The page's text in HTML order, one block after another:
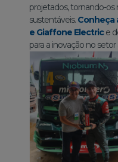
projetados, tornando-os
sustentáveis. Conheça
e Giaffone Electrice
para a inovação no